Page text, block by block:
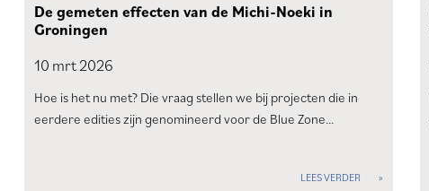
De gemeten effecten van de Michi-Noeki in
Groningen
10 mrt2026
Hoe is het nu met? Die vraag stellen we bij projecten die in
eerdere edities zijn genomineerd voor de Blue Zone…
LEES VERDER